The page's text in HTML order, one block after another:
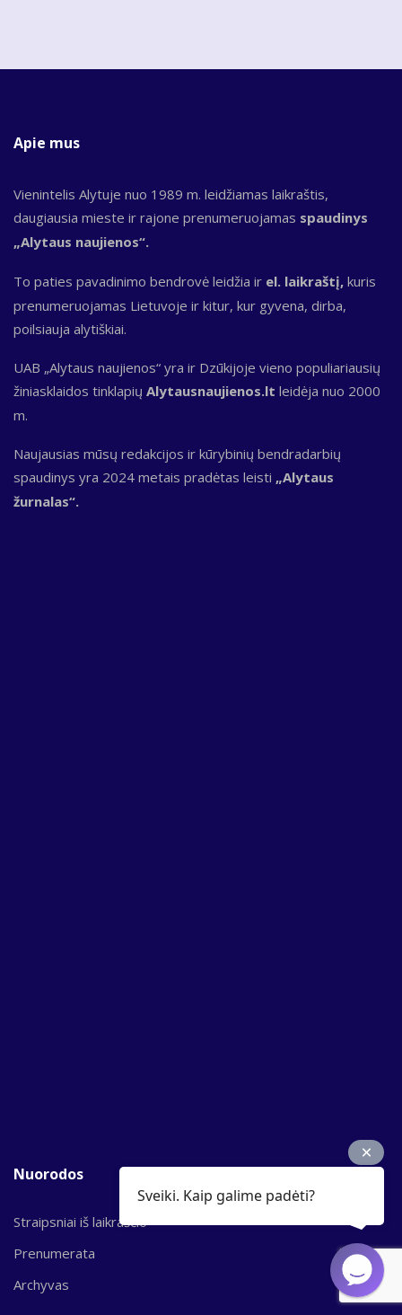
Apie mus
Vienintelis Alytuje nuo 1989 m. leidžiamas laikraštis,
daugiausia mieste ir rajone prenumeruojamas spaudinys
„Alytaus naujienos“.
To paties pavadinimo bendrovė leidžia ir el. laikraštį, kuris
prenumeruojamas Lietuvoje ir kitur, kur gyvena, dirba,
poilsiauja alytiškiai.
UAB „Alytaus naujienos“ yra ir Dzūkijoje vieno populiariausių
žiniasklaidos tinklapių Alytausnaujienos.lt leidėja nuo 2000
m.
Naujausias mūsų redakcijos ir kūrybinių bendradarbių
spaudinys yra 2024 metais pradėtas leisti „Alytaus
žurnalas“.
Nuorodos
Straipsniai iš laikraščio
Prenumerata
Archyvas
Sveiki. Kaip galime padėti?